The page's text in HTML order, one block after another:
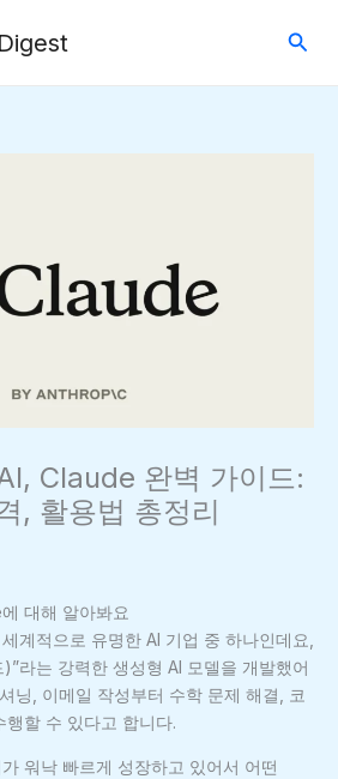
검
Claude 완벽 가이드:
, 활용법 총정리
대해 알아봐요
계적으로 유명한 AI 기업 중 하나인데요,
라는 강력한 생성형 AI 모델을 개발했어
닝, 이메일 작성부터 수학 문제 해결, 코
할 수 있다고 합니다.
워낙 빠르게 성장하고 있어서 어떤